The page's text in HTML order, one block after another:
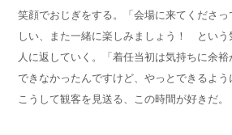
笑顔でおじぎをする。「会場に来てくださ
しい、また一緒に楽しみましょう！ という
人に返していく。「着任当初は気持ちに余
できなかったんですけど、やっとできるよう
こうして観客を見送る、この時間が好きだ。